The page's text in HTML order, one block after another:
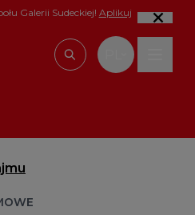
Galerii Sudeckiej! Aplikuj
Wpisz, czego